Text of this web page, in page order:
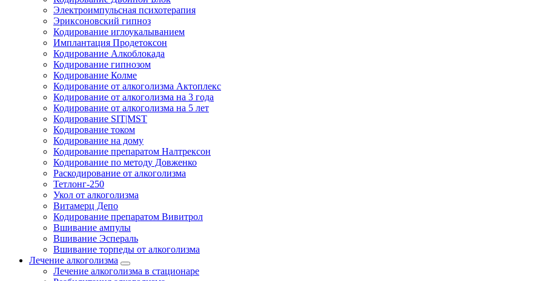
Электроимпульсная психотерапия
Эриксоновский гипноз
Кодирование иглоукалыванием
Имплантация Продетоксон
Кодирование Алкоблокада
Кодирование гипнозом
Кодирование Колме
Кодирование от алкоголизма Актоплекс
Кодирование от алкоголизма на 3 года
Кодирование от алкоголизма на 5 лет
Кодирование SIT|MST
Кодирование током
Кодирование на дому
Кодирование препаратом Налтрексон
Кодирование по методу Довженко
Раскодирование от алкоголизма
Тетлонг-250
Укол от алкоголизма
Витамерц Депо
Кодирование препаратом Вивитрол
Вшивание ампулы
Вшивание Эспераль
Вшивание торпеды от алкоголизма
Лечение алкоголизма
Лечение алкоголизма в стационаре